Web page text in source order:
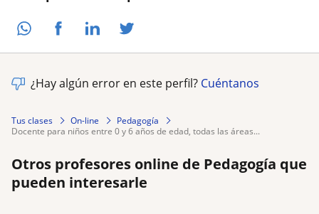
¿Hay algún error en este perfil? Cuéntanos
Tus clases On-line
Pedagogía
docente para niños entre 0 y 6 años de edad, todas las áreas...
Otros profesores online de Pedagogía que
pueden interesarle